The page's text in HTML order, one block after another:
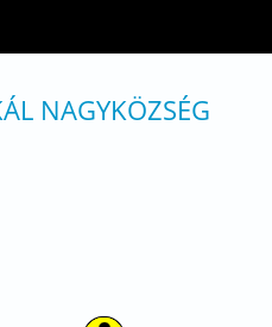
NAGYKÖZSÉG